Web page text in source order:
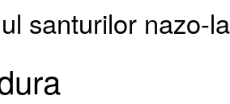
santurilor nazo-